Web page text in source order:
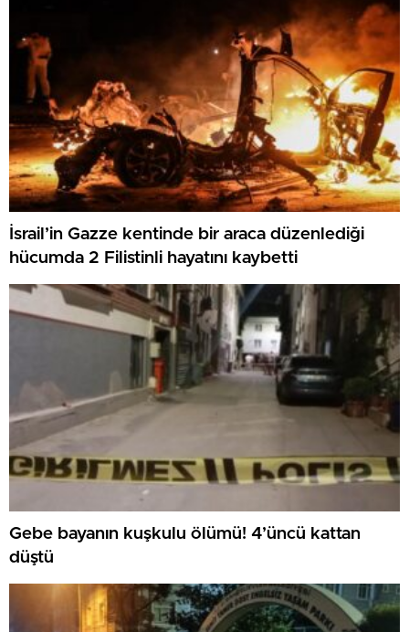
İsrail’in Gazze kentinde bir araca düzenlediği
hücumda 2 Filistinli hayatını kaybetti
Gebe bayanın kuşkulu ölümü! 4’üncü kattan
düştü